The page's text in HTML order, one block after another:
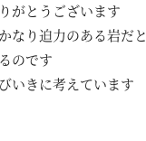
がとうございます
なり迫力のある岩だと
のです
いきに考えています